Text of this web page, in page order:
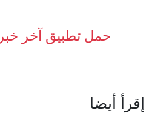
حمل تطبيق آخر خبر
إقرأ أيضا